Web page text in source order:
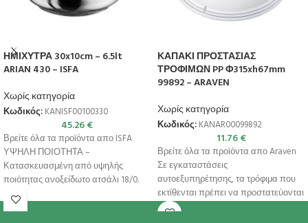
ΗΜΙΧΥΤΡΑ 30x10cm – 6.5lt
ARIAN 430 – ISFA
Χωρίς κατηγορία
Κωδικός: KANISF00100330
45.26€
Βρείτε όλα τα προϊόντα απο ISFA
ΥΨΗΛΗ ΠΟΙΟΤΗΤΑ –
Κατασκευασμένη από υψηλής
ποιότητας ανοξείδωτο ατσάλι 18/0.
ΣΥΜΒΑΤΟΤΗΤΑ – Κατάλληλη για
ΚΑΠΑΚΙ ΠΡΟΣΤΑΣΙΑΣ
ΤΡΟΦΙΜΩΝ PP Φ315xh67mm
99892 – ARAVEN
Χωρίς κατηγορία
Κωδικός: KANAR00099892
11.76€
Βρείτε όλα τα προϊόντα απο Araven
Σε εγκαταστάσεις
αυτοεξυπηρέτησης, τα τρόφιμα που
εκτίθενται πρέπει να προστατεύονται
από άμεση μόλυνση που